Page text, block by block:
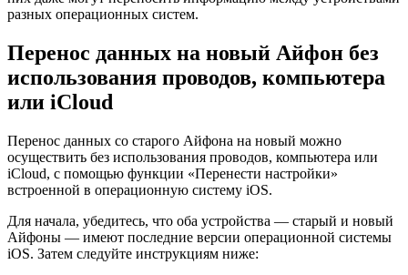
разных операционных систем.
Перенос данных на новый Айфон без
использования проводов, компьютера
или iCloud
Перенос данных со старого Айфона на новый можно
осуществить без использования проводов, компьютера или
iCloud, с помощью функции «Перенести настройки»
встроенной в операционную систему iOS.
Для начала, убедитесь, что оба устройства — старый и новый
Айфоны — имеют последние версии операционной системы
iOS. Затем следуйте инструкциям ниже: